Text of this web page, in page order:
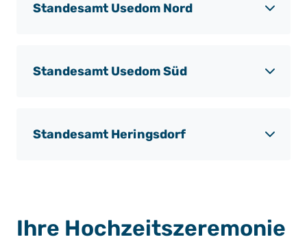
Standesamt Usedom Nord
Standesamt Usedom Süd
Standesamt Heringsdorf
Ihre Hochzeitszeremonie